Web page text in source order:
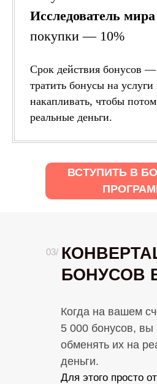
Исследователь мира
покупки — 10%
Срок действия бонусов
тратить бонусы на
накапливать, чтобы
реальные деньги.
ВСТУПИТЬ В
БОНУСОВ
03/
Когда на вашем
5 000 бонусов, вы
обменять их на
деньги.
Для этого просто